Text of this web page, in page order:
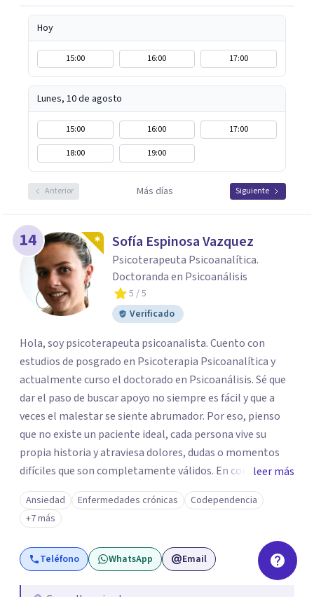
Hoy
15:00 16:00 17:00
Lunes, 10 de agosto
15:00 16:00
17:00
18:00
19:00
Anterior Más días Siguiente
14 Sofía Espinosa Vazquez
Psicoterapeuta Psicoanalítica.
Doctoranda en Psicoanálisis
5 / 5
Verificado
Hola, soy psicoterapeuta psicoanalista. Cuento con
estudios de posgrado en Psicoterapia Psicoanalítica y
actualmente curso el doctorado en Psicoanálisis. Sé que
dar el paso de buscar apoyo no siempre es fácil y que a
veces el malestar se siente abrumador. Por eso, pienso
que no existe un paciente ideal, cada persona vive su
propia historia y atraviesa dolores, dudas o momentos
difíciles que son completamente válidos. En consulta, mi
intención es ofrecerte un espacio humano y seguro, en el
que sientas la confianza para expresarte y sentir. Nos
daremos el tiempo de ir recorriendo tu historia de vida,
identificando con calma de dónde viene aquello que hoy
pesa haciendo consciente el origen, tus emociones y
experiencias, tanto pasadas como presentes. Es un lugar
leer más
Ansiedad Enfermedades crónicas
Codependencia
+7 más
Teléfono WhatsApp Email